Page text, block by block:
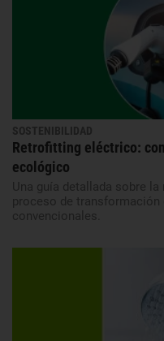
SOSTENIBILIDAD
Retrofitting eléctrico:
ecológico
Una guía detallada sobre
proceso de
convencionales.